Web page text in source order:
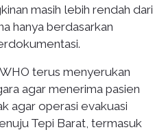
masih lebih rendah dari
hanya berdasarkan
terus menyerukan
agar menerima pasien
agar operasi evakuasi
Tepi Barat, termasuk